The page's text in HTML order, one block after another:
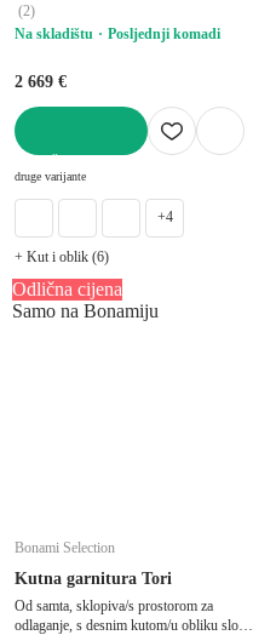
dubina sjedala 60 cm
(2)
Na skladištu
Posljednji komadi
2 669 €
druge varijante
+4
+ Kut i oblik (6)
Odlična cijena
Samo na Bonamiju
Bonami Selection
Kutna garnitura Tori
Od samta, sklopiva/s prostorom za
odlaganje, s desnim kutom/u obliku slova